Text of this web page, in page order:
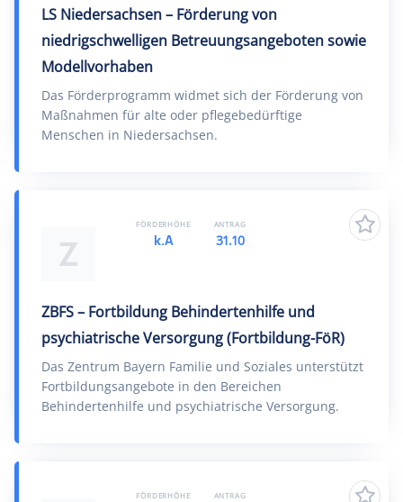
LS Niedersachsen – Förderung von
niedrigschwelligen Betreuungsangeboten sowie
Modellvorhaben
Das Förderprogramm widmet sich der Förderung von
Maßnahmen für alte oder pflegebedürftige
Menschen in Niedersachsen.
Z
ZBFS – Fortbildung Behindertenhilfe und
psychiatrische Versorgung (Fortbildung-FöR)
Das Zentrum Bayern Familie und Soziales unterstützt
Fortbildungsangebote in den Bereichen
Behindertenhilfe und psychiatrische Versorgung.
FÖRDERHÖHE
k.A
ANTRAG
31.10
FÖRDERHÖHE ANTRAG